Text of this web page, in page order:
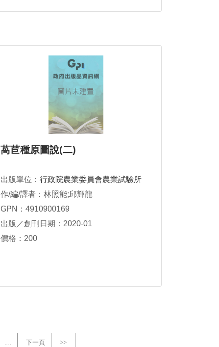
萵苣種原圖說(二)
出版單位： 行政院農業委員會農業試驗所
作/編/譯者：林照能;邱輝龍
GPN：4910900169
出版／創刊日期：2020-01
價格：200
下一頁 >>